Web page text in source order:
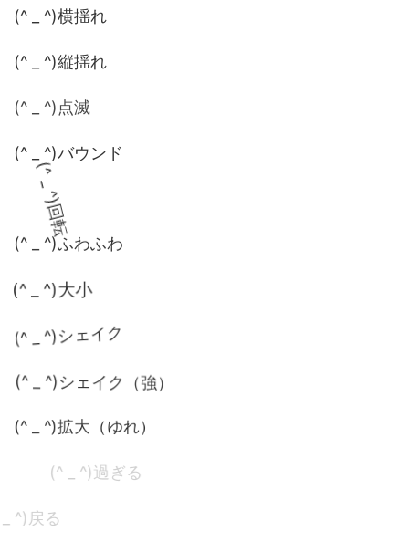
(^ _ ^)横揺れ
(^ _ ^)縦揺れ
(^ _ ^)点滅
(^ _ ^)バウンド
(^ _ ^)回転
(^ _ ^)ふわふわ
(^ _ ^)大小
(^ _ ^)シェイク
(^ _ ^)シェイク（強）
_ ^)拡大（ゆれ）
(^ _ ^)過ぎる
(^ _ ^)戻る